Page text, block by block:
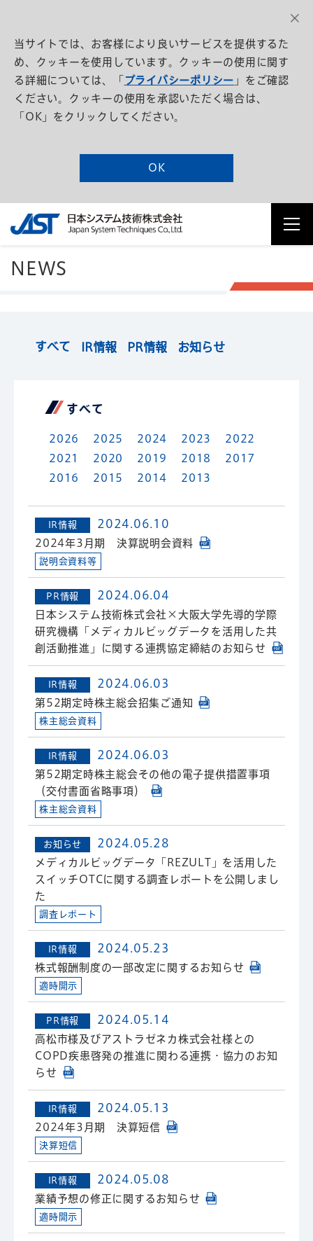
当サイトでは、お客様により良いサービスを提供するた
め、クッキーを使用しています。クッキーの使用に関す
る詳細については、「 プライバシーポリシー 」をご確認
ください。クッキーの使用を承認いただく場合は、
「OK」をクリックしてください。
OK
NEWS
すべて IR情報 PR情報 お知らせ
すべて
2026 2025 2024 2023
2022
2021
2020 2019 2018
2017
2016
2015 2014 2013
IR情報 2024.06.10
2024年3月期 決算説明会資料
説明会資料等
PR情報 2024.06.04
日本システム技術株式会社×大阪大学先導的学際
研究機構「メディカルビッグデータを活用した共
創活動推進」に関する連携協定締結のお知らせ
IR情報 2024.06.03
第52期定時株主総会招集ご通知
株主総会資料
IR情報 2024.06.03
第52期定時株主総会その他の電子提供措置事項
（交付書面省略事項）
株主総会資料
お知らせ 2024.05.28
メディカルビッグデータ「REZULT」を活用した
スイッチOTCに関する調査レポートを公開しまし
た
調査レポート
IR情報 2024.05.23
株式報酬制度の一部改定に関するお知らせ
適時開示
PR情報 2024.05.14
高松市様及びアストラゼネカ株式会社様との
COPD疾患啓発の推進に関わる連携・協力のお知
らせ
IR情報 2024.05.13
2024年3月期 決算短信
決算短信
IR情報 2024.05.08
業績予想の修正に関するお知らせ
適時開示